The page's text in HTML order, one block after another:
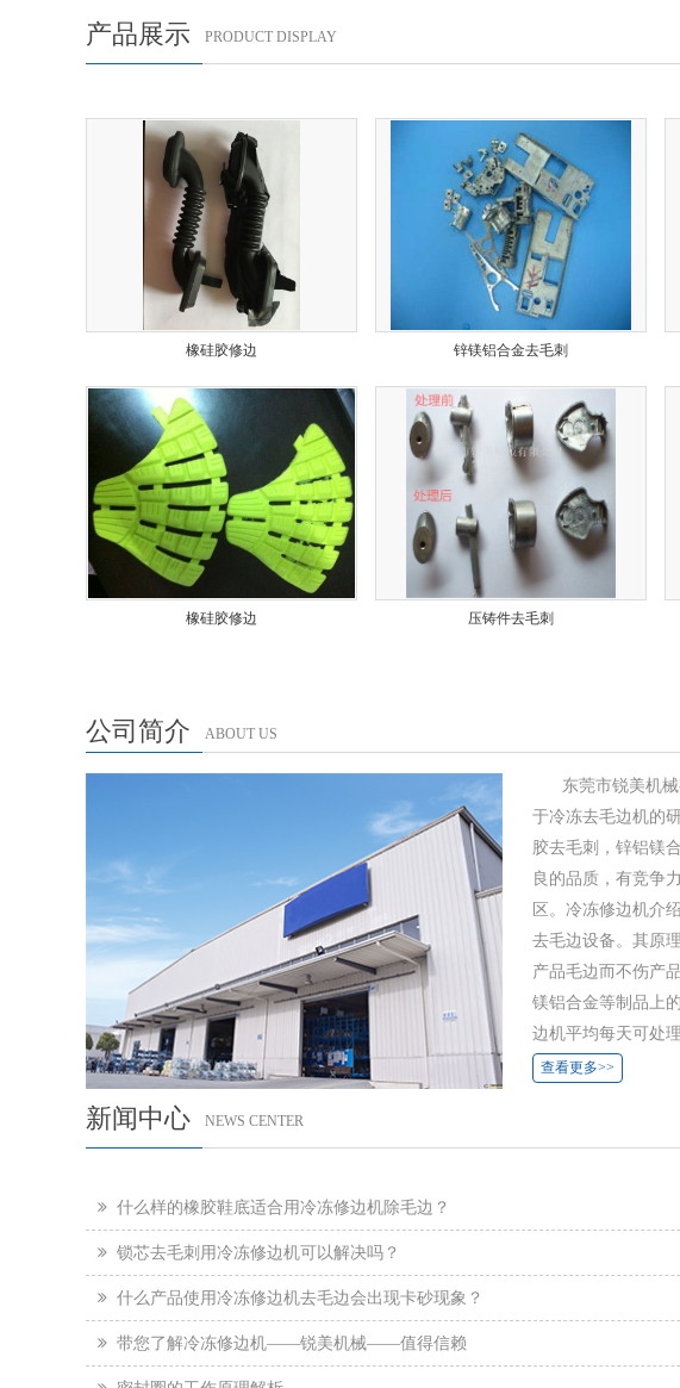
产品展示 PRODUCT DISPLAY
橡硅胶修边
橡硅胶修边
锌镁铝合金去毛刺
压铸件去毛刺
公司简介 ABOUT US
东莞市锐美机
于冷冻去毛边机的
胶去毛刺，锌铝镁
良的品质，有竞争
区。冷冻修边机介
去毛边设备。其原
产品毛边而不伤产
镁铝合金等制品上
边机平均每天可处理
查看更多>>
新闻中心 NEWS CENTER
什么样的橡胶鞋底适合用冷冻修边机除毛边？
锁芯去毛刺用冷冻修边机可以解决吗？
什么产品使用冷冻修边机去毛边会出现卡砂现象？
带您了解冷冻修边机——锐美机械——值得信赖